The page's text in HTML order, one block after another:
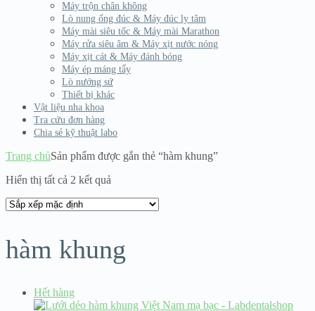
Máy trộn chân không
Lò nung ống đúc & Máy đúc ly tâm
Máy mài siêu tốc & Máy mài Marathon
Máy rửa siêu âm & Máy xịt nước nóng
Máy xịt cát & Máy đánh bóng
Máy ép máng tẩy
Lò nướng sứ
Thiết bị khác
Vật liệu nha khoa
Tra cứu đơn hàng
Chia sẻ kỹ thuật labo
Trang chủSản phẩm được gắn thẻ “hàm khung”
Hiển thị tất cả 2 kết quả
hàm khung
Hết hàng